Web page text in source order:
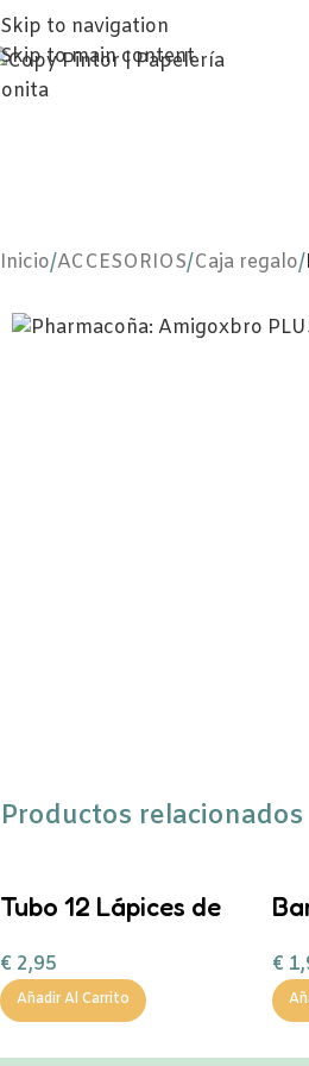
Skip to navigation
Skip to main content
Inicio/ACCESORIOS/Caja regalo/
Productos relacionados
Tubo 12 Lápices de
Monsters
€ 2,95
Añadir Al Carrito
€